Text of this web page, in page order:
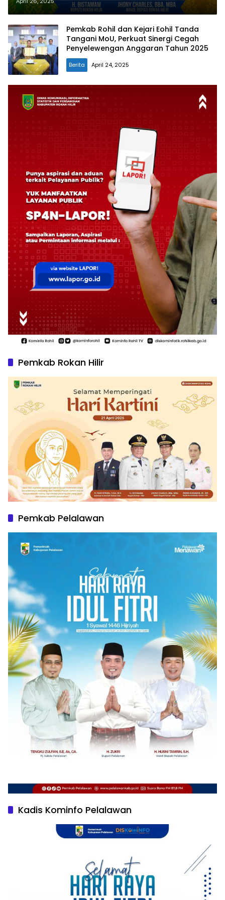
Nyata
Pemkab Rohil dan Kejari Eohil Tanda
Tangani MoU, Perkuat Sinergi Cegah
Penyelewengan Anggaran Tahun 2025
Berita April 24, 2025
Pemkab Rokan Hilir
Pemkab Pelalawan
Kadis Kominfo Pelalawan